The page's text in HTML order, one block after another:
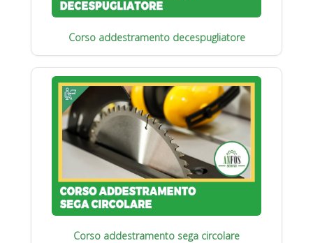
Corso addestramento decespugliatore
Corso addestramento sega circolare